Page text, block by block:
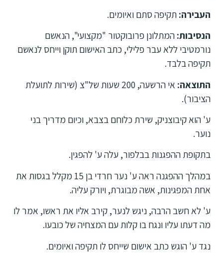
העבירה:תקיפה סתם ואיומים.
הנסיבות:המתלונן פרובוקטור "מקצועי", הנאשם
נורמטיבי ללא עבר פלילי, כתב האישום תוקן וייחס לנאשם
תקיפה בלבד.
התוצאה:
אי הרשעה, 200 שעות של"צ (שירות לתועלת
הציבור).
ע' הוא קיבוצניק, שירת כלוחם בצבא, וכיום מדריך בני
נוער.
בתקופת ההפגנות בבלפור, עלה ע' להפגין.
במהלך ההפגנה ראה ע' נער חרדי בן 15 מקלל בגסות את
אחת המפגינות, אשה מבוגרת, ויורק עליה.
ע' לא חשב הרבה, ניגש לנער, קירב אליו את ראשו, אמר לו
מה דעתו עליו ונגח בו קלות עם המצחיה של כובעו.
נגד ע' הוגש כתב אישום שייחס לו תקיפה ואיומים.